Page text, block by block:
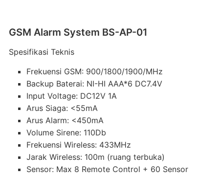
GSM Alarm System BS-AP-01
Spesifikasi Teknis
Frekuensi GSM: 900/1800/1900/MHz
Backup Baterai: NI-HI AAA*6 DC7.4V
Input Voltage: DC12V 1A
Arus Siaga: <55mA
Arus Alarm: <450mA
Volume Sirene: 110Db
Frekuensi Wireless: 433MHz
Jarak Wireless: 100m (ruang terbuka)
Sensor: Max 8 Remote Control + 60 Sensor